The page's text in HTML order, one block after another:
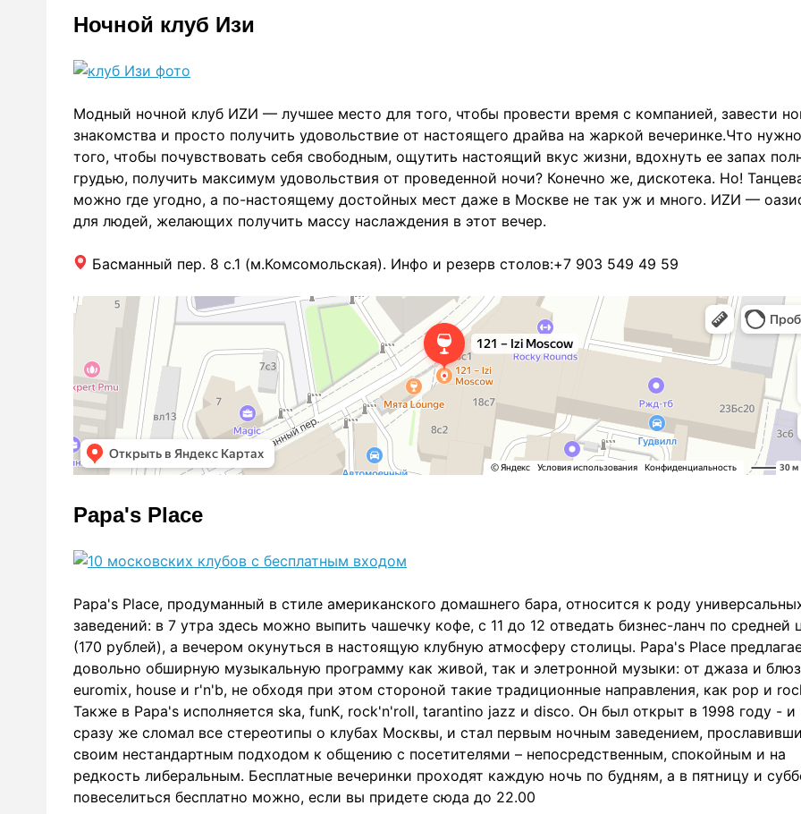
Ночной клуб Изи
Модный ночной клуб ИZИ — лучшее место для того, чтобы провести время с компанией, завести
знакомства и просто получить удовольствие от настоящего драйва на жаркой вечеринке.Что
того, чтобы почувствовать себя свободным, ощутить настоящий вкус жизни, вдохнуть ее запах
грудью, получить максимум удовольствия от проведенной ночи? Конечно же, дискотека. Но!
можно где угодно, а по-настоящему достойных мест даже в Москве не так уж и много. ИZИ —
для людей, желающих получить массу наслаждения в этот вечер.
Басманный пер. 8 с.1 (м.Комсомольская). Инфо и резерв столов:+7 903 549 49 59
Papa's Place
Papa's Place, продуманный в стиле американского домашнего бара, относится к роду
заведений: в 7 утра здесь можно выпить чашечку кофе, с 11 до 12 отведать бизнес-ланч по средней
(170 рублей), а вечером окунуться в настоящую клубную атмосферу столицы. Papa's Place
довольно обширную музыкальную программу как живой, так и элетронной музыки: от джаза и
euromix, house и r'n'b, не обходя при этом стороной такие традиционные направления, как pop и
Также в Papa's исполняется ska, funK, rock'n'roll, tarantino jazz и disco. Он был открыт в 1998 году - и
сразу же сломал все стереотипы о клубах Москвы, и стал первым ночным заведением,
своим нестандартным подходом к общению с посетителями – непосредственным, спокойным и на
редкость либеральным. Бесплатные вечеринки проходят каждую ночь по будням, а в пятницу и
повеселиться бесплатно можно, если вы придете сюда до 22.00